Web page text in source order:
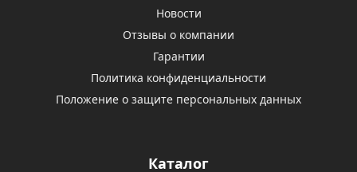
Новости
Отзывы о компании
Гарантии
Политика конфиденциальности
Положение о защите персональных данных
Каталог